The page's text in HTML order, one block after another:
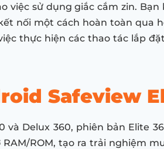
việc sử dụng giắc cắm zin. Bạn
nối một cách hoàn toàn qua
thực hiện các thao tác lắp
Safeview
và Delux 360, phiên bản Elite
ROM, tạo ra trải nghiệm